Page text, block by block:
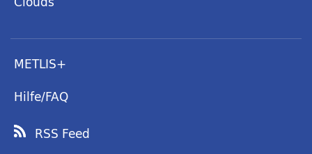
METLIS+
Hilfe/FAQ
RSS Feed